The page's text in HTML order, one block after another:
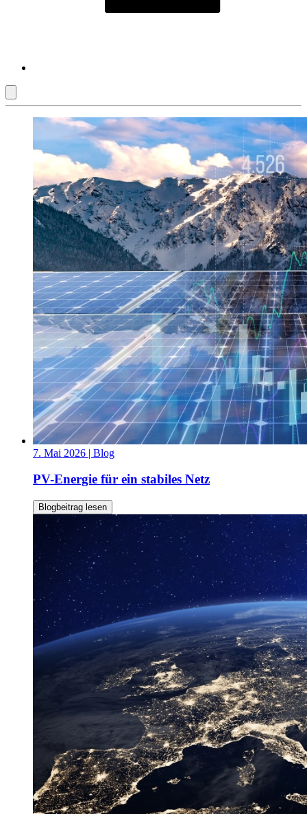
7. Mai 2026 | Blog
PV-Energie für ein stabiles Netz
Blogbeitrag lesen